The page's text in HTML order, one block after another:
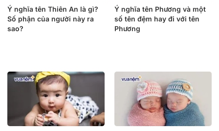
Ý nghĩa tên Thiên An là gì?
Số phận của người này ra
sao?
Ý nghĩa tên Phương và một
số tên đệm hay đi với tên
Phương